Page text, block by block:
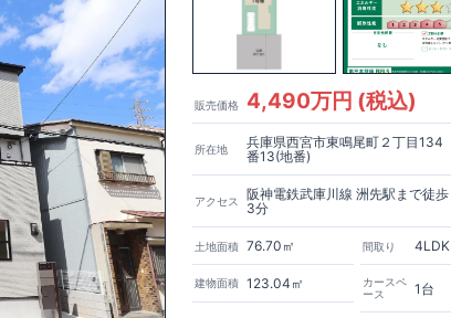
販売価格 4,490万円 (税込)
所在地
兵庫県西宮市東鳴尾町２丁目134
番13(地番)
アクセス
阪神電鉄武庫川線 洲先駅まで徒歩
3分
土地面積 76.70㎡
建物面積 123.04㎡
間取り 4LDK
カースペ
ース
1台